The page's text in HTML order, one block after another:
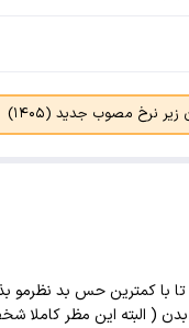
نرخ مصوب جدید (۱۴۰۵)
با کمترین حس بد نظرمو
( البته این مظر کاملا